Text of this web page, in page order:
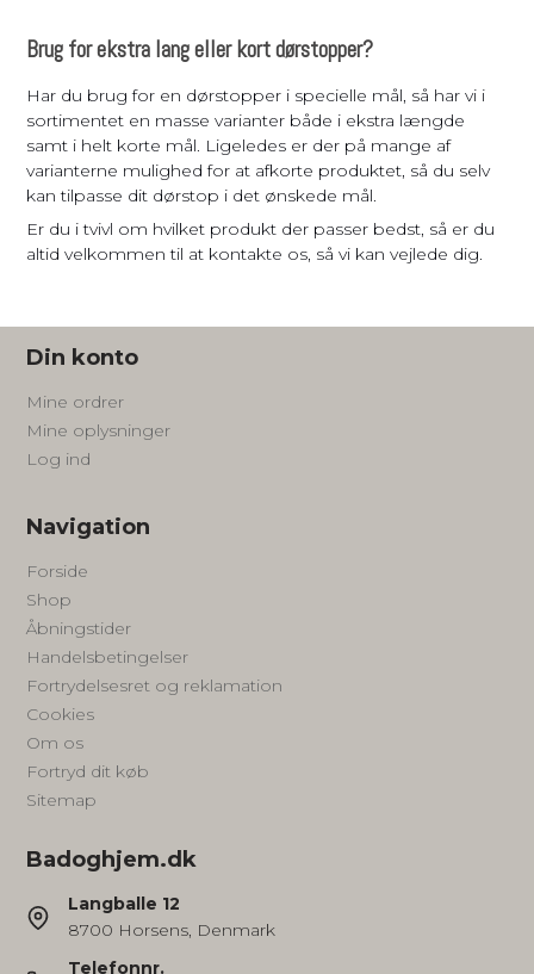
Brug for ekstra lang eller kort dørstopper?
Har du brug for en dørstopper i specielle mål, så har vi i
sortimentet en masse varianter både i ekstra længde
samt i helt korte mål. Ligeledes er der på mange af
varianterne mulighed for at afkorte produktet, så du selv
kan tilpasse dit dørstop i det ønskede mål.
Er du i tvivl om hvilket produkt der passer bedst, så er du
altid velkommen til at kontakte os, så vi kan vejlede dig.
Din konto
Mine ordrer
Mine oplysninger
Log ind
Navigation
Forside
Shop
Åbningstider
Handelsbetingelser
Fortrydelsesret og reklamation
Cookies
Om os
Fortryd dit køb
Sitemap
Badoghjem.dk
Langballe 12
8700 Horsens, Denmark
Telefonnr.